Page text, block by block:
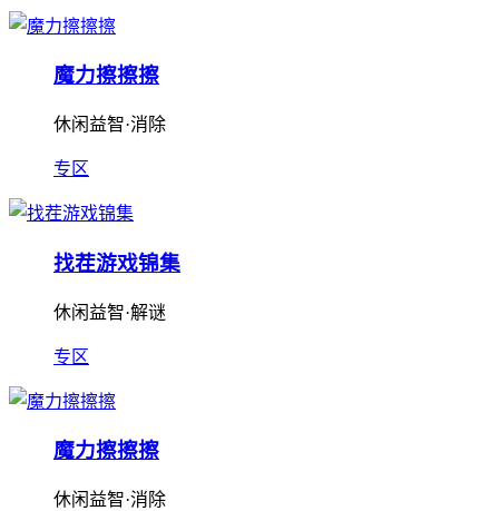
魔力擦擦擦
休闲益智·消除
专区
找茬游戏锦集
休闲益智·解谜
专区
魔力擦擦擦
休闲益智·消除